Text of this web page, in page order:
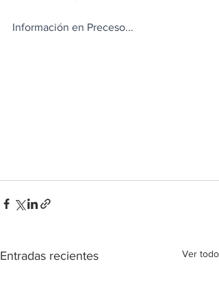
Información en Preceso...
Entradas recientes Ver todo